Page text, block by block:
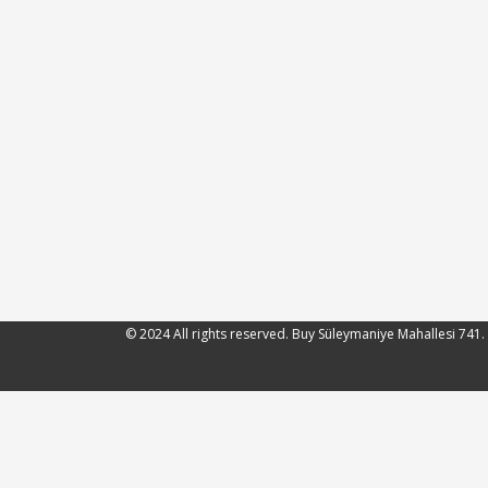
© 2024 All rights reserved. Buy Süleymaniye Mahallesi